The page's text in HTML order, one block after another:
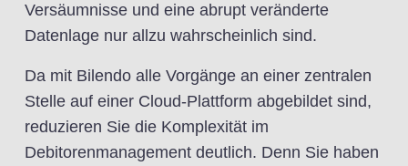
Versäumnisse und eine abrupt veränderte
Datenlage nur allzu wahrscheinlich sind.
Da mit Bilendo alle Vorgänge an einer zentralen
Stelle auf einer Cloud-Plattform abgebildet sind,
reduzieren Sie die Komplexität im
Debitorenmanagement deutlich. Denn Sie haben